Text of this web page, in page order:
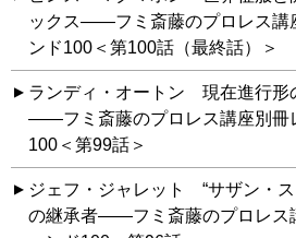
ックス――フミ斎藤のプロレス講
ンド100＜第100話（最終話）＞
ランディ・オートン 現在進行形
――フミ斎藤のプロレス講座別冊
100＜第99話＞
ジェフ・ジャレット “サザン・ス
の継承者――フミ斎藤のプロレス